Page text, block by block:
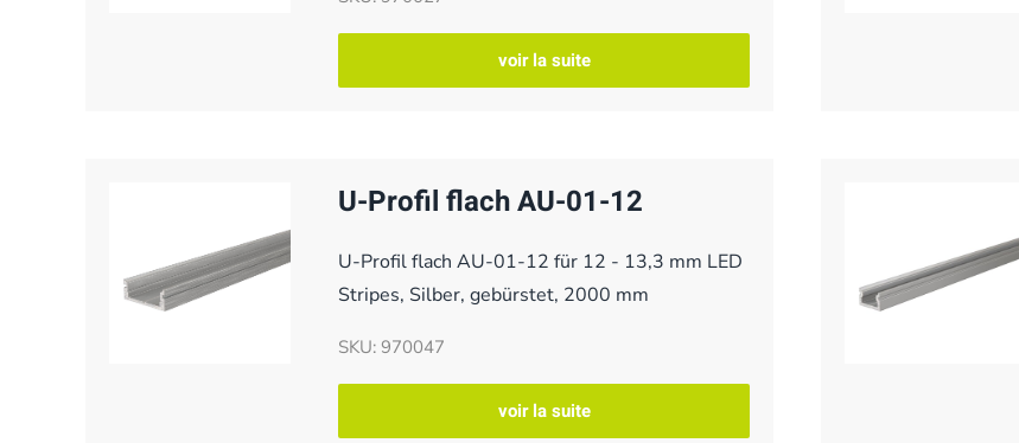
voir la suite
U-Profil flach AU-01-12
U-Profil flach AU-01-12 für 12 - 13,3 mm LED
Stripes, Silber, gebürstet, 2000 mm
SKU: 970047
voir la suite